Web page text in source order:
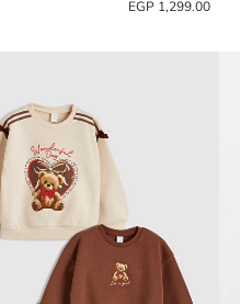
1,299.00 EGP